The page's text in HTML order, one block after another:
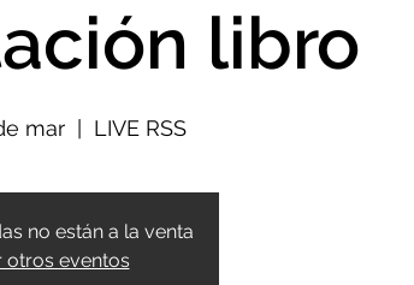
libro
mar
  |
LIVE RSS
no están a la venta
otros eventos